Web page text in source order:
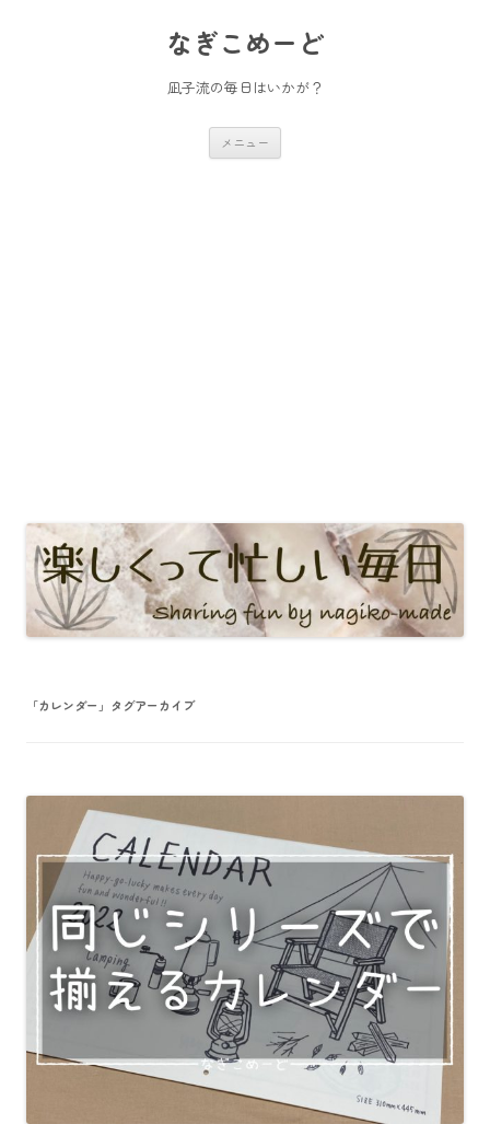
なぎこめーど
凪子流の毎日はいかが？
メニュー
「カレンダー 」タグアーカイブ